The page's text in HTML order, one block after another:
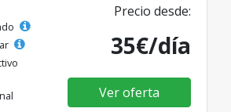
Precio desde:
35€/día
Ver oferta